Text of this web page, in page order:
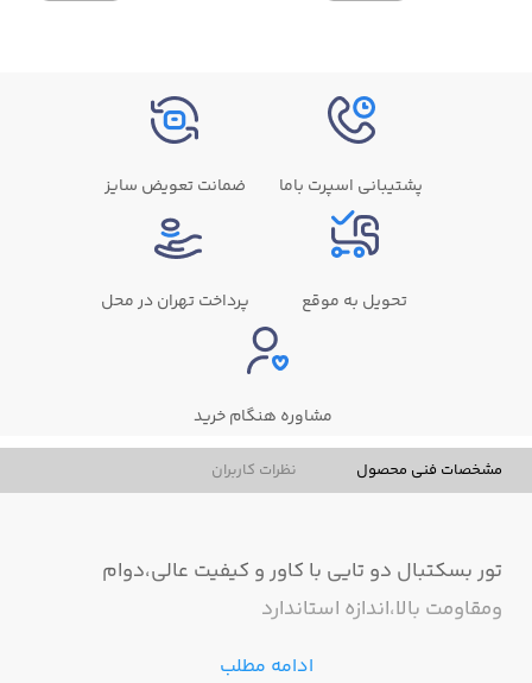
پشتیبانی اسپرت باما ضمانت تعویض سایز
تحویل به موقع پرداخت تهران در محل
مشاوره هنگام خرید
مشخصات فنی محصول نظرات کاربران
تور بسکتبال دو تایی با کاور و کیفیت عالی،دوام
ومقاومت بالا،اندازه استاندارد
ادامه مطلب